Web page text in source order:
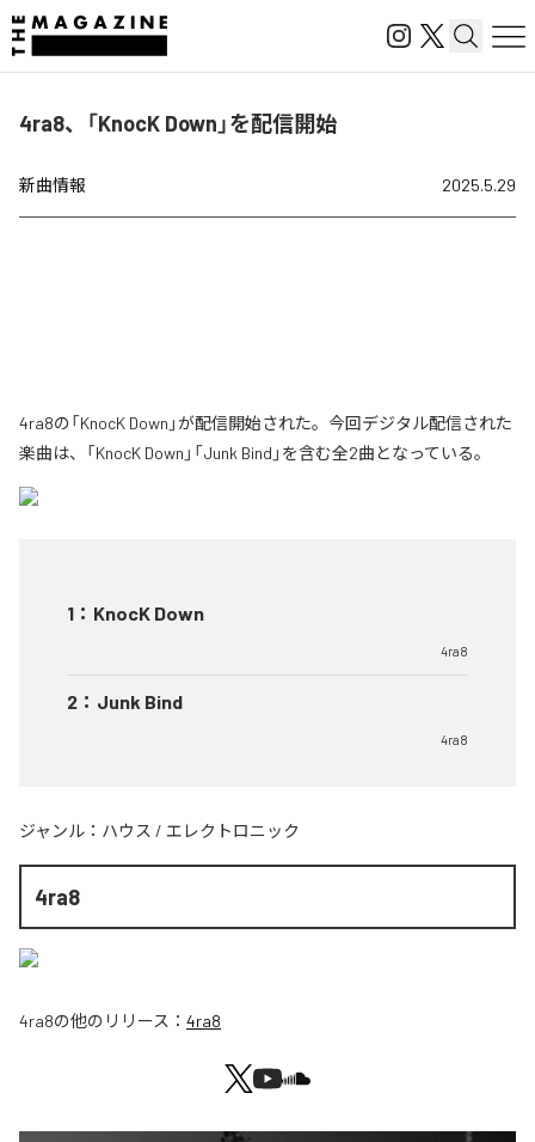
4ra8、「KnocK Down」を配信開始
新曲情報 2025.5.29
4ra8の「KnocK Down」が配信開始された。今回デジタル配信された
楽曲は、「KnocK Down」「Junk Bind」を含む全2曲となっている。
1 ： KnocK Down
4ra8
2 ： Junk Bind
4ra8
ジャンル： ハウス / エレクトロニック
4ra8
4ra8の他のリリース： 4ra8